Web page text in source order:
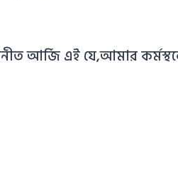
আর্জি এই যে,আমার